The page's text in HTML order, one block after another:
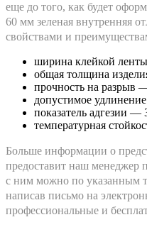
еще до того, как будет
60 мм зеленая внутренняя
свойствами и
ширина клейкой
общая толщина
прочность на разрыв
допустимое
показатель адгезии
температурная
Больше информации о
предоставит наш менеджер
с ним можно по указанным
написав письмо на
профессиональные и